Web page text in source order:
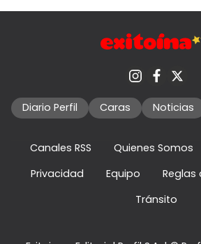
Diario Perfil Caras Noticias
Canales RSS Quienes Somos
Privacidad
Equipo
Tránsito